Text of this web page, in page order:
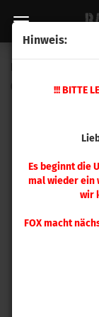
Hinweis:
!!! BITTE
Es beginnt die
mal wieder ein
wir
FOX macht
30107)